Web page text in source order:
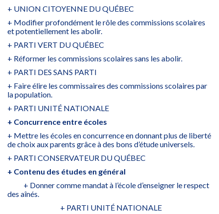
+ UNION CITOYENNE DU QUÉBEC
+ Modifier profondément le rôle des commissions scolaires
et potentiellement les abolir.
+ PARTI VERT DU QUÉBEC
+ Réformer les commissions scolaires sans les abolir.
+ PARTI DES SANS PARTI
+ Faire élire les commissaires des commissions scolaires par
la population.
+ PARTI UNITÉ NATIONALE
+ Concurrence entre écoles
+ Mettre les écoles en concurrence en donnant plus de liberté
de choix aux parents grâce à des bons d’étude universels.
+ PARTI CONSERVATEUR DU QUÉBEC
+ Contenu des études en général
+ Donner comme mandat à l’école d’enseigner le respect
des aînés.
+ PARTI UNITÉ NATIONALE